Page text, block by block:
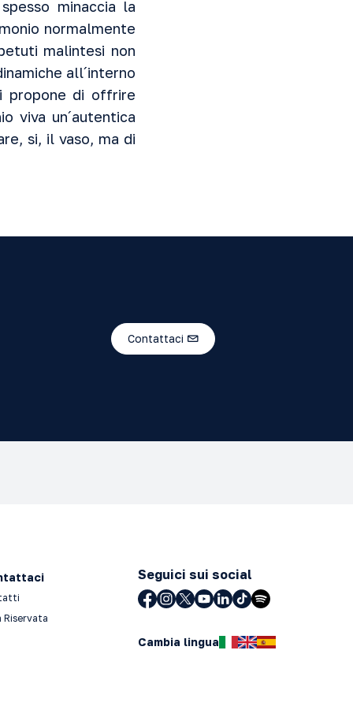
minaccia la
normalmente
malintesi non
all´interno
propone di offrire
viva un´autentica
si, il vaso, ma di
Contattaci
Riservata
Seguici sui social
Cambia lingua